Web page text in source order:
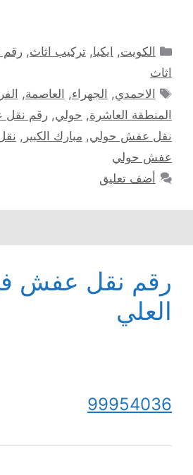
التصنيفات
الكويت, ايكيا,تركيب اثاث,
اثاث
الوسوم
الاحمدي, الجهراء, العاصمة,
المنطقة العاشرة, حولي, رقم
نقل عفش حولي, مبارك الكبير ,
عفش حولي
أضف تعليق
رقم نقل عفش
العلي
99954036